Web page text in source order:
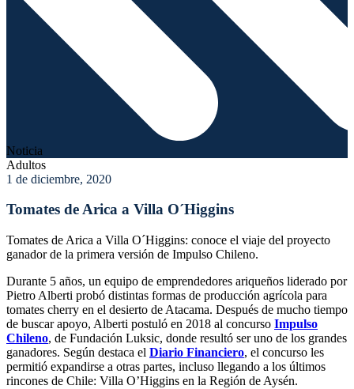
Noticia
Adultos
1 de diciembre, 2020
Tomates de Arica a Villa O´Higgins
Tomates de Arica a Villa O´Higgins: conoce el viaje del proyecto
ganador de la primera versión de Impulso Chileno.
Durante 5 años, un equipo de emprendedores ariqueños liderado por
Pietro Alberti probó distintas formas de producción agrícola para
tomates cherry en el desierto de Atacama. Después de mucho tiempo
de buscar apoyo, Alberti postuló en 2018 al concurso Impulso
Chileno, de Fundación Luksic, donde resultó ser uno de los grandes
ganadores. Según destaca el Diario Financiero, el concurso les
permitió expandirse a otras partes, incluso llegando a los últimos
rincones de Chile: Villa O’Higgins en la Región de Aysén.